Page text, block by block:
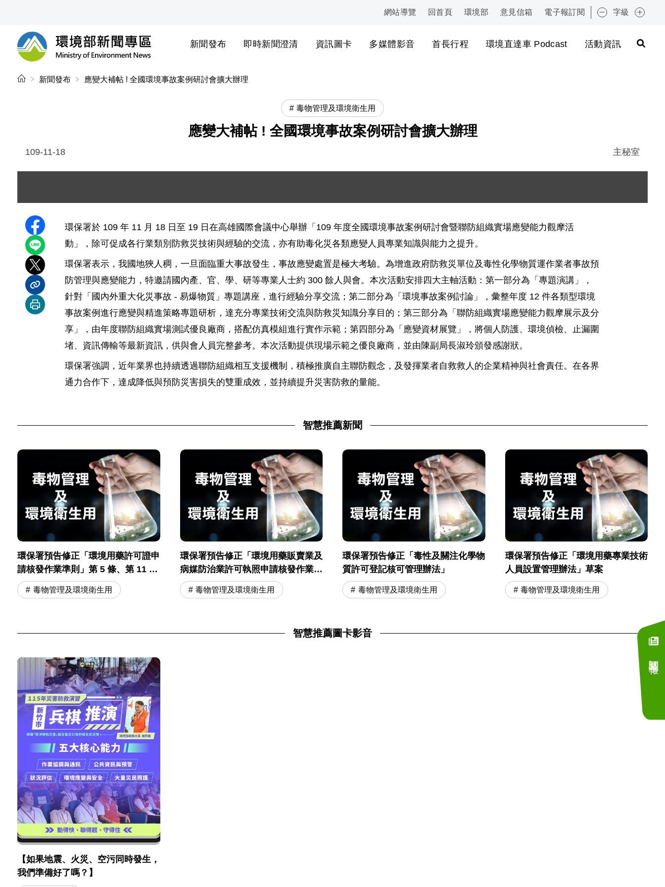
:::
網站導覽 回首頁 環境部 意見信箱 電子報訂閱 字級
環境部新聞專區
新聞發布 即時新聞澄清 資訊圖卡 多媒體影音 首長行程 環境直達車 Podcast 活動資訊
:::
新聞發布 應變大補帖 ! 全國環境事故案例研討會擴大辦理
毒物管理及環境衛生用
應變大補帖 ! 全國環境事故案例研討會擴大辦理
109-11-18 主秘室
分享至 Facebook
分享到 LINE
分享到 X
分享內容連結
列印本頁
環保署於 109 年 11 月 18 日至 19 日在高雄國際會議中心舉辦「109 年度全國環境事故案例研討會暨聯防組織實場應變能力觀摩活
動」，除可促成各行業類別防救災技術與經驗的交流，亦有助毒化災各類應變人員專業知識與能力之提升。
環保署表示，我國地狹人稠，一旦面臨重大事故發生，事故應變處置是極大考驗。為增進政府防救災單位及毒性化學物質運作業者事故預
防管理與應變能力，特邀請國內產、官、學、研等專業人士約 300 餘人與會。本次活動安排四大主軸活動：第一部分為「專題演講」，
針對「國內外重大化災事故 - 易爆物質」專題講座，進行經驗分享交流；第二部分為「環境事故案例討論」，彙整年度 12 件各類型環境
事故案例進行應變與精進策略專題研析，達充分專業技術交流與防救災知識分享目的；第三部分為「聯防組織實場應變能力觀摩展示及分
享」，由年度聯防組織實場測試優良廠商，搭配仿真模組進行實作示範；第四部分為「應變資材展覽」，將個人防護、環境偵檢、止漏圍
堵、資訊傳輸等最新資訊，供與會人員完整參考。本次活動提供現場示範之優良廠商，並由陳副局長淑玲頒發感謝狀。
環保署強調，近年業界也持續透過聯防組織相互支援機制，積極推廣自主聯防觀念，及發揮業者自救救人的企業精神與社會責任。在各界
通力合作下，達成降低與預防災害損失的雙重成效，並持續提升災害防救的量能。
智慧推薦新聞
環保署預告修正「環境用藥許可證申
請核發作業準則」第 5 條、第 11 條
草案
毒物管理及環境衛生用
環保署預告修正「環境用藥販賣業及
病媒防治業許可執照申請核發作業準
則」
毒物管理及環境衛生用
環保署預告修正「毒性及關注化學物
質許可登記核可管理辦法」
毒物管理及環境衛生用
環保署預告修正「環境用藥專業技術
人員設置管理辦法」草案
毒物管理及環境衛生用
智慧推薦圖卡影音
【如果地震、火災、空污同時發生，
我們準備好了嗎？】